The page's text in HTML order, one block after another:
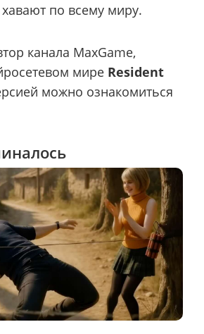
по всему миру.
канала MaxGame,
мире Resident
можно ознакомиться